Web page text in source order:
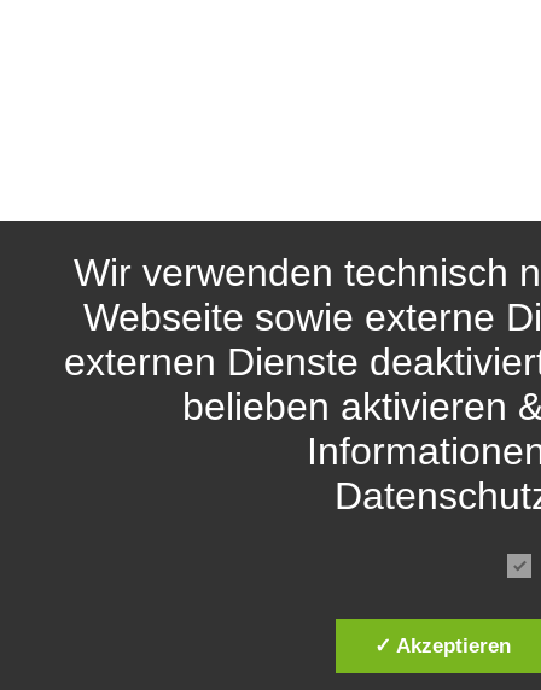
Wir verwenden technisch
Webseite sowie externe
externen Dienste
belieben aktivieren
✓ Akzeptieren